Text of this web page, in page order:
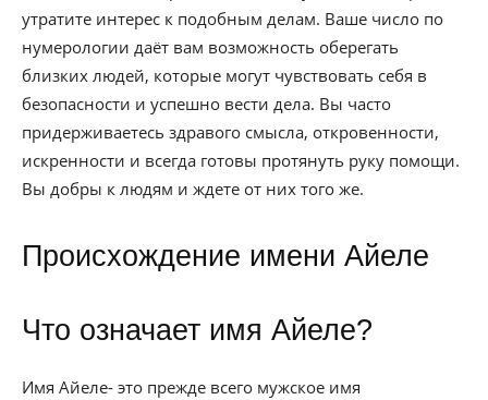
утратите интерес к подобным делам. Ваше число по
нумерологии даёт вам возможность оберегать
близких людей, которые могут чувствовать себя в
безопасности и успешно вести дела. Вы часто
придерживаетесь здравого смысла, откровенности,
искренности и всегда готовы протянуть руку помощи.
Вы добры к людям и ждете от них того же.
Происхождение имени Айеле
Что означает имя Айеле?
Имя Айеле- это прежде всего мужское имя